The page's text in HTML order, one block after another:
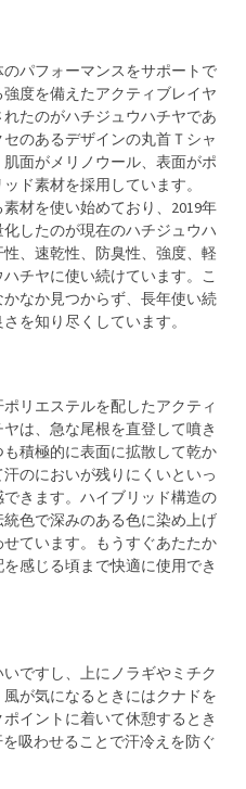
パフォーマンスをサポートで
度を備えたアクティブレイヤ
たのがハチジュウハチヤであ
のあるデザインの丸首Ｔシャ
面がメリノウール、表面がポ
ド素材を採用しています。
材を使い始めており、2019年
したのが現在のハチジュウハ
、速乾性、防臭性、強度、軽
チヤに使い続けています。こ
なか見つからず、長年使い続
を知り尽くしています。
リエステルを配したアクティ
は、急な尾根を直登して噴き
積極的に表面に拡散して乾か
のにおいが残りにくいといっ
きます。ハイブリッド構造の
色で深みのある色に染め上げ
ています。もうすぐあたたか
感じる頃まで快適に使用でき
ですし、上にノラギやミチク
が気になるときにはクナドを
イントに着いて休憩するとき
吸わせることで汗冷えを防ぐ